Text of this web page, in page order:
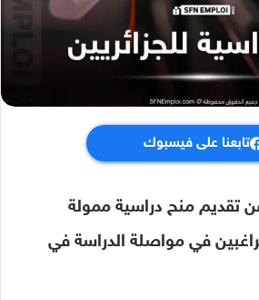
تابعنا على فيسبوك
تقديم منح دراسية ممولة
في مواصلة الدراسة في